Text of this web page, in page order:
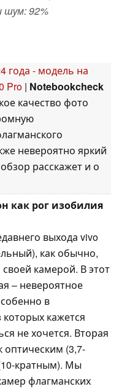
шум: 92%
года - модель на
Pro | Notebookcheck
качество фото
невероятно яркий
расскажет и о
как рог изобилия
выхода vivo
как обычно,
камерой. В этот
– невероятное
в
кажется
не хочется. Вторая
оптическим (3,7-
кратным). Мы
флагманских